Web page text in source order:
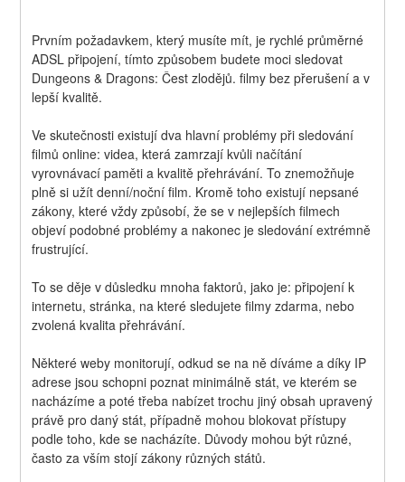
Prvním požadavkem, který musíte mít, je rychlé průměrné
ADSL připojení, tímto způsobem budete moci sledovat
Dungeons & Dragons: Čest zlodějů. filmy bez přerušení a v
lepší kvalitě.
Ve skutečnosti existují dva hlavní problémy při sledování
filmů online: videa, která zamrzají kvůli načítání
vyrovnávací paměti a kvalitě přehrávání. To znemožňuje
plně si užít denní/noční film. Kromě toho existují nepsané
zákony, které vždy způsobí, že se v nejlepších filmech
objeví podobné problémy a nakonec je sledování extrémně
frustrující.
To se děje v důsledku mnoha faktorů, jako je: připojení k
internetu, stránka, na které sledujete filmy zdarma, nebo
zvolená kvalita přehrávání.
Některé weby monitorují, odkud se na ně díváme a díky IP
adrese jsou schopni poznat minimálně stát, ve kterém se
nacházíme a poté třeba nabízet trochu jiný obsah upravený
právě pro daný stát, případně mohou blokovat přístupy
podle toho, kde se nacházíte. Důvody mohou být různé,
často za vším stojí zákony různých států.